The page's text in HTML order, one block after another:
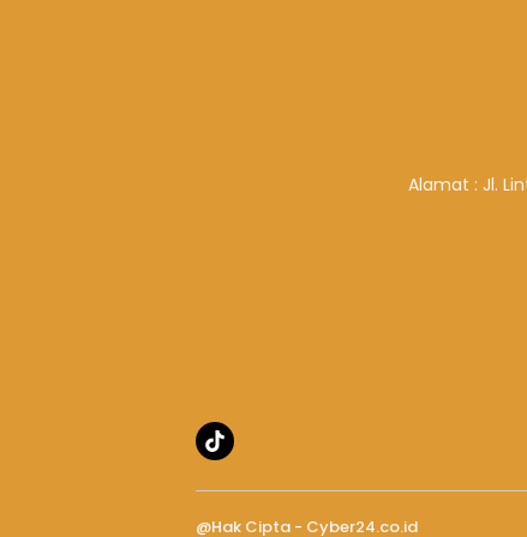
Alamat : Jl.
@Hak Cipta - Cyber24.co.id